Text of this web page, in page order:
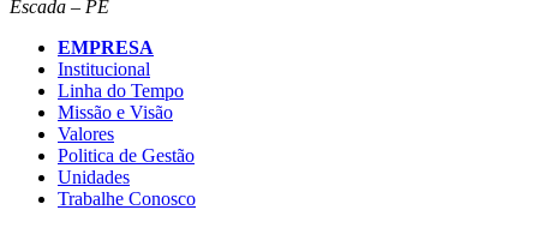
Escada – PE
EMPRESA
Institucional
Linha do Tempo
Missão e Visão
Valores
Politica de Gestão
Unidades
Trabalhe Conosco